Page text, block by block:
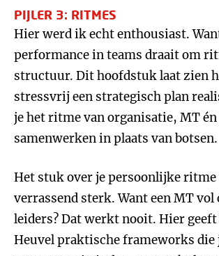
PIJLER 3: RITMES
Hier werd ik echt enthousiast.
performance in teams draait om
structuur. Dit hoofdstuk laat zien
stressvrij een strategisch plan
je het ritme van organisatie, MT
samenwerken in plaats van botsen.
Het stuk over je persoonlijke
verrassend sterk. Want een MT vol
leiders? Dat werkt nooit. Hier geeft
Heuvel praktische frameworks